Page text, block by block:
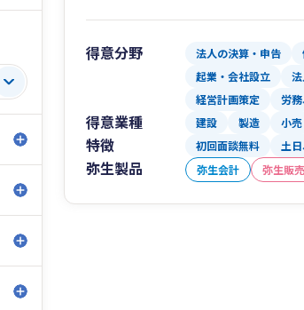
得意分野 法人の決算・申告
起業・会社設立
経営計画策定
労
得意業種 建設 製造 小売
特徴 初回面談無料 土
弥生製品 弥生会計 弥生販売